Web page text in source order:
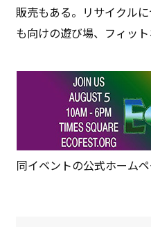
販売もある。リサイクル
も向けの遊び場、フィット
同イベントの公式ホーム